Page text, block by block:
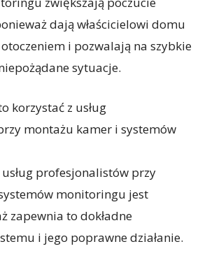
dają właścicielowi domu
i pozwalają na szybkie
sytuacje.
korzystać z usług
montażu kamer i systemów
profesjonalistów przy
monitoringu jest
zapewnia to dokładne
i jego poprawne działanie.